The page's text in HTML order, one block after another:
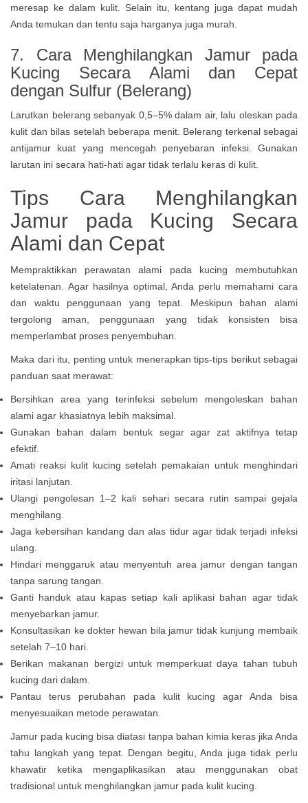
meresap ke dalam kulit. Selain itu, kentang juga dapat mudah
Anda temukan dan tentu saja harganya juga murah.
7. Cara Menghilangkan Jamur pada
Kucing Secara Alami dan Cepat
dengan Sulfur (Belerang)
Larutkan belerang sebanyak 0,5–5% dalam air, lalu oleskan pada
kulit dan bilas setelah beberapa menit. Belerang terkenal sebagai
antijamur kuat yang mencegah penyebaran infeksi. Gunakan
larutan ini secara hati-hati agar tidak terlalu keras di kulit.
Tips Cara Menghilangkan
Jamur pada Kucing Secara
Alami dan Cepat
Mempraktikkan perawatan alami pada kucing membutuhkan
ketelatenan. Agar hasilnya optimal, Anda perlu memahami cara
dan waktu penggunaan yang tepat. Meskipun bahan alami
tergolong aman, penggunaan yang tidak konsisten bisa
memperlambat proses penyembuhan.
Maka dari itu, penting untuk menerapkan tips-tips berikut sebagai
panduan saat merawat:
Bersihkan area yang terinfeksi sebelum mengoleskan bahan
alami agar khasiatnya lebih maksimal.
Gunakan bahan dalam bentuk segar agar zat aktifnya tetap
efektif.
Amati reaksi kulit kucing setelah pemakaian untuk menghindari
iritasi lanjutan.
Ulangi pengolesan 1–2 kali sehari secara rutin sampai gejala
menghilang.
Jaga kebersihan kandang dan alas tidur agar tidak terjadi infeksi
ulang.
Hindari menggaruk atau menyentuh area jamur dengan tangan
tanpa sarung tangan.
Ganti handuk atau kapas setiap kali aplikasi bahan agar tidak
menyebarkan jamur.
Konsultasikan ke dokter hewan bila jamur tidak kunjung membaik
setelah 7–10 hari.
Berikan makanan bergizi untuk memperkuat daya tahan tubuh
kucing dari dalam.
Pantau terus perubahan pada kulit kucing agar Anda bisa
menyesuaikan metode perawatan.
Jamur pada kucing bisa diatasi tanpa bahan kimia keras jika Anda
tahu langkah yang tepat. Dengan begitu, Anda juga tidak perlu
khawatir ketika mengaplikasikan atau menggunakan obat
tradisional untuk menghilangkan jamur pada kulit kucing.